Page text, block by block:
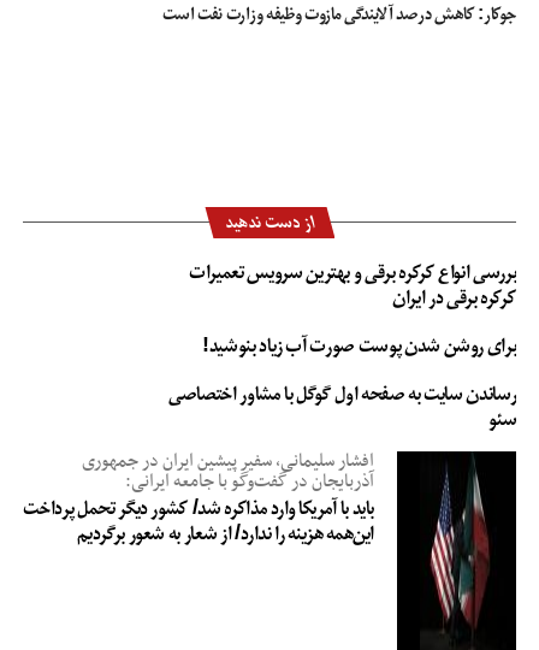
جوکار: کاهش درصد آلایندگی مازوت وظیفه وزارت نفت است
از دست ندهید
بررسی انواع کرکره برقی و بهترین سرویس تعمیرات
کرکره برقی در ایران
برای روشن شدن پوست صورت آب زیاد بنوشید!
رساندن سایت به صفحه اول گوگل با مشاور اختصاصی
سئو
افشار سلیمانی، سفیر پیشین ایران در جمهوری
آذربایجان در گفت‌وگو با جامعه ایرانی:
باید با آمریکا وارد مذاکره شد/ کشور دیگر تحمل پرداخت
این‌همه هزینه را ندارد/ از شعار به شعور برگردیم